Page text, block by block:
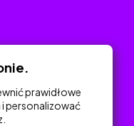
prawidłowe
i personalizować